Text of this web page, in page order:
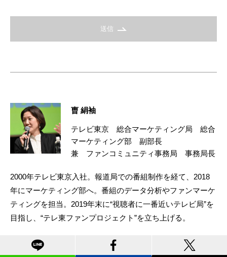
送信
曺 絹袖
テレビ東京 総合マーケティング局 総合
マーケティング部 副部長
兼 ファンコミュニティ事務局 事務局長
2000年テレビ東京入社。報道局での番組制作を経て、2018
年にマーケティング部へ。番組のデータ分析やファンマーケ
ティングを担当。2019年末に“視聴者に一番近いテレビ局”を
目指し、“テレ東ファンプロジェクト”を立ち上げる。